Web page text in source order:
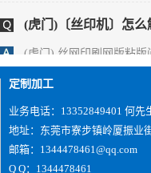
与工艺调整 温湿度控制
(虎门)您好,双面IMD技
(虎门) 1、片材成型时形
定制加工
业务电话：13352849401 何先
地址：东莞市寮步镇岭厦振业
邮箱：1344478461@qq.com
Q Q：1344478461